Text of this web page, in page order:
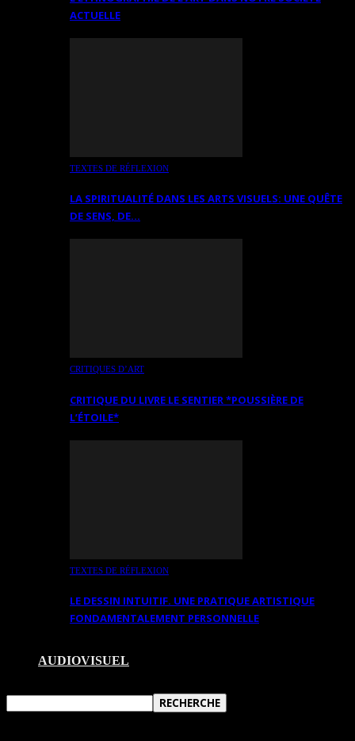
ACTUELLE
TEXTES DE RÉFLEXION
LA SPIRITUALITÉ DANS LES ARTS VISUELS: UNE QUÊTE
DE SENS, DE…
CRITIQUES D’ART
CRITIQUE DU LIVRE LE SENTIER *POUSSIÈRE DE
L’ÉTOILE*
TEXTES DE RÉFLEXION
LE DESSIN INTUITIF. UNE PRATIQUE ARTISTIQUE
FONDAMENTALEMENT PERSONNELLE
AUDIOVISUEL